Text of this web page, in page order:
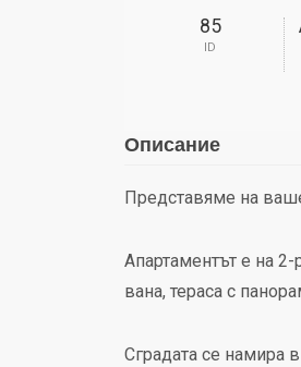
85
ID
Описание
Представяме на
Aпартаментът е на
вана, тераса с
Сградата се намира